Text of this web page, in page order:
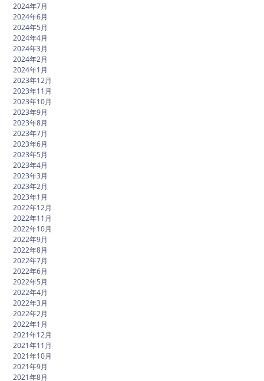
2024年7月
2024年6月
2024年5月
2024年4月
2024年3月
2024年2月
2024年1月
2023年12月
2023年11月
2023年10月
2023年9月
2023年8月
2023年7月
2023年6月
2023年5月
2023年4月
2023年3月
2023年2月
2023年1月
2022年12月
2022年11月
2022年10月
2022年9月
2022年8月
2022年7月
2022年6月
2022年5月
2022年4月
2022年3月
2022年2月
2022年1月
2021年12月
2021年11月
2021年10月
2021年9月
2021年8月